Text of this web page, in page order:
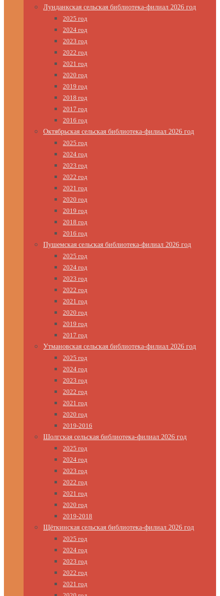
Лунданкская сельская библиотека-филиал 2026 год
2025 год
2024 год
2023 год
2022 год
2021 год
2020 год
2019 год
2018 год
2017 год
2016 год
Октябрьская сельская библиотека-филиал 2026 год
2025 год
2024 год
2023 год
2022 год
2021 год
2020 год
2019 год
2018 год
2016 год
Пушемская сельская библиотека-филиал 2026 год
2025 год
2024 год
2023 год
2022 год
2021 год
2020 год
2019 год
2017 год
Утмановская сельская библиотека-филиал 2026 год
2025 год
2024 год
2023 год
2022 год
2021 год
2020 год
2019-2016
Шолгская сельская библиотека-филиал 2026 год
2025 год
2024 год
2023 год
2022 год
2021 год
2020 год
2019-2018
Щёткинская сельская библиотека-филиал 2026 год
2025 год
2024 год
2023 год
2022 год
2021 год